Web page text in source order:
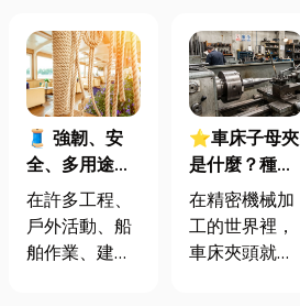
🧵 強韌、安
全、多用途！
從繩索到安全
網的全方位防
護應用指南
在許多工程、
戶外活動、船
舶作業、建築
⭐車床子母夾
是什麼？種
類、規格挑選
與台灣採購推
薦完整指南
在精密機械加
工的世界裡，
車床夾頭就像